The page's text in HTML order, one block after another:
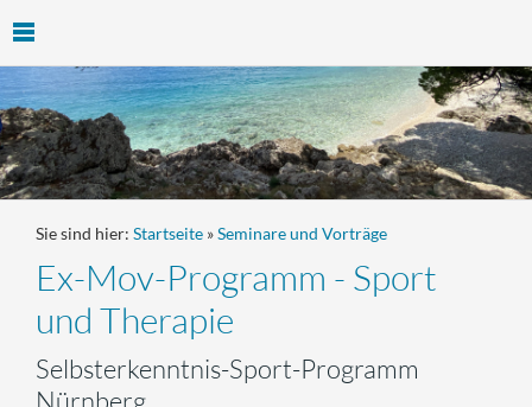
Sie sind hier: Startseite »Seminare und Vorträge
Ex-Mov-Programm - Sport
und Therapie
Selbsterkenntnis-Sport-Programm
Nürnberg